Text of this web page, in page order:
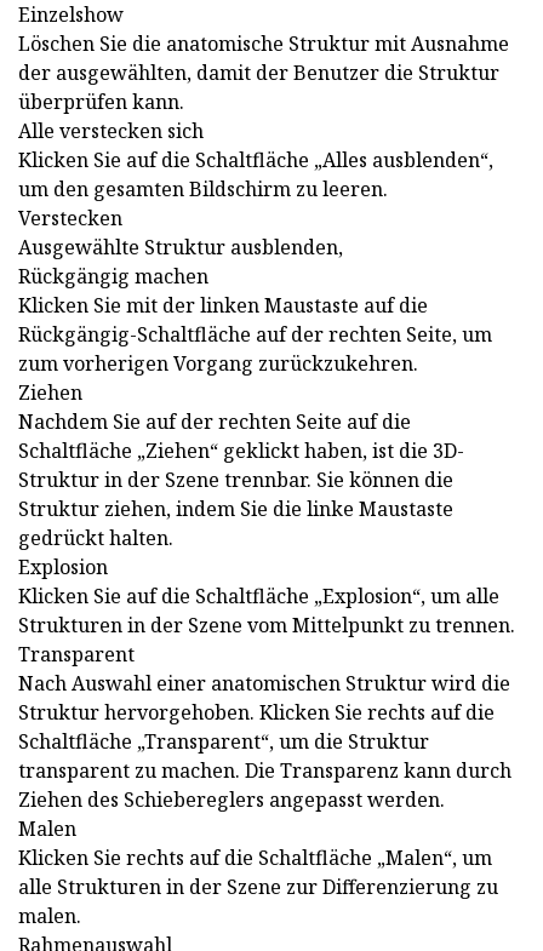
Einzelshow
Löschen Sie die anatomische Struktur mit Ausnahme
der ausgewählten, damit der Benutzer die Struktur
überprüfen kann.
Alle verstecken sich
Klicken Sie auf die Schaltfläche „Alles ausblenden“,
um den gesamten Bildschirm zu leeren.
Verstecken
Ausgewählte Struktur ausblenden,
Rückgängig machen
Klicken Sie mit der linken Maustaste auf die
Rückgängig-Schaltfläche auf der rechten Seite, um
zum vorherigen Vorgang zurückzukehren.
Ziehen
Nachdem Sie auf der rechten Seite auf die
Schaltfläche „Ziehen“ geklickt haben, ist die 3D-
Struktur in der Szene trennbar. Sie können die
Struktur ziehen, indem Sie die linke Maustaste
gedrückt halten.
Explosion
Klicken Sie auf die Schaltfläche „Explosion“, um alle
Strukturen in der Szene vom Mittelpunkt zu trennen.
Transparent
Nach Auswahl einer anatomischen Struktur wird die
Struktur hervorgehoben. Klicken Sie rechts auf die
Schaltfläche „Transparent“, um die Struktur
transparent zu machen. Die Transparenz kann durch
Ziehen des Schiebereglers angepasst werden.
Malen
Klicken Sie rechts auf die Schaltfläche „Malen“, um
alle Strukturen in der Szene zur Differenzierung zu
malen.
Rahmenauswahl